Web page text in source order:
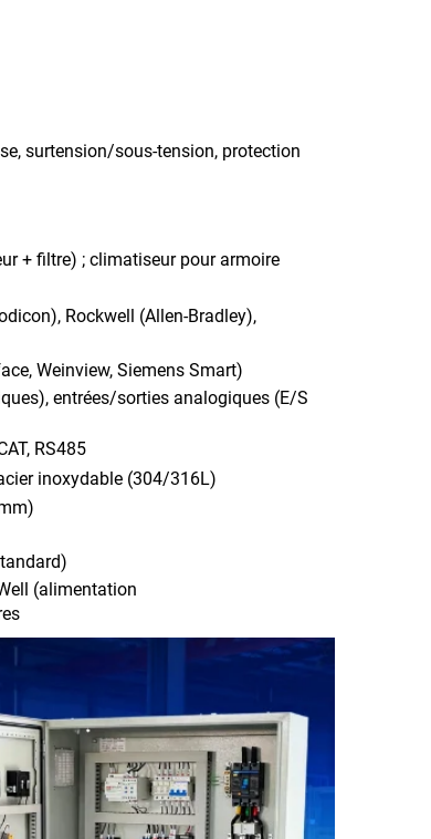
surtension/sous-tension, protection
+ filtre) ; climatiseur pour armoire
Rockwell (Allen-Bradley),
Weinview, Siemens Smart)
entrées/sorties analogiques (E/S
RS485
inoxydable (304/316L)
(alimentation